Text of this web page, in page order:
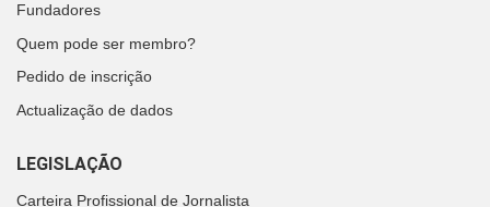
Fundadores
Quem pode ser membro?
Pedido de inscrição
Actualização de dados
LEGISLAÇÃO
Carteira Profissional de Jornalista